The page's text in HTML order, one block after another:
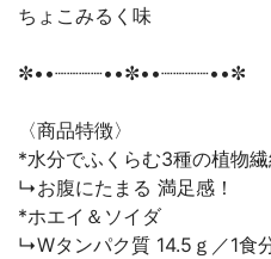
ちょこみるく味
✼••┈┈┈┈••✼••┈┈┈┈••✼
〈商品特徴〉
*水分でふくらむ3種の植物
↳お腹にたまる 満足感！
*ホエイ＆ソイダ
↳Wタンパク質 14.5ｇ／1食